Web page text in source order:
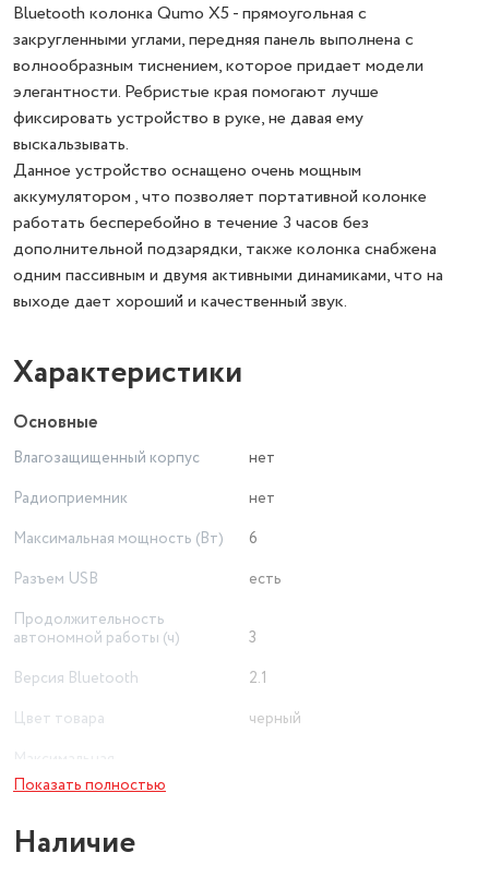
Bluetooth колонка Qumo X5 - прямоугольная с
закругленными углами, передняя панель выполнена с
волнообразным тиснением, которое придает модели
элегантности. Ребристые края помогают лучше
фиксировать устройство в руке, не давая ему
выскальзывать.
Данное устройство оснащено очень мощным
аккумулятором , что позволяет портативной колонке
работать бесперебойно в течение 3 часов без
дополнительной подзарядки, также колонка снабжена
одним пассивным и двумя активными динамиками, что на
выходе дает хороший и качественный звук.
Характеристики
Основные
Влагозащищенный корпус
нет
Радиоприемник
нет
Максимальная мощность (Вт)
6
Разъем USB
есть
Продолжительность
автономной работы (ч)
3
Версия Bluetooth
2.1
Цвет товара
черный
воспроизводимая частота
воспроизводимая частота
Показать полностью
Наличие